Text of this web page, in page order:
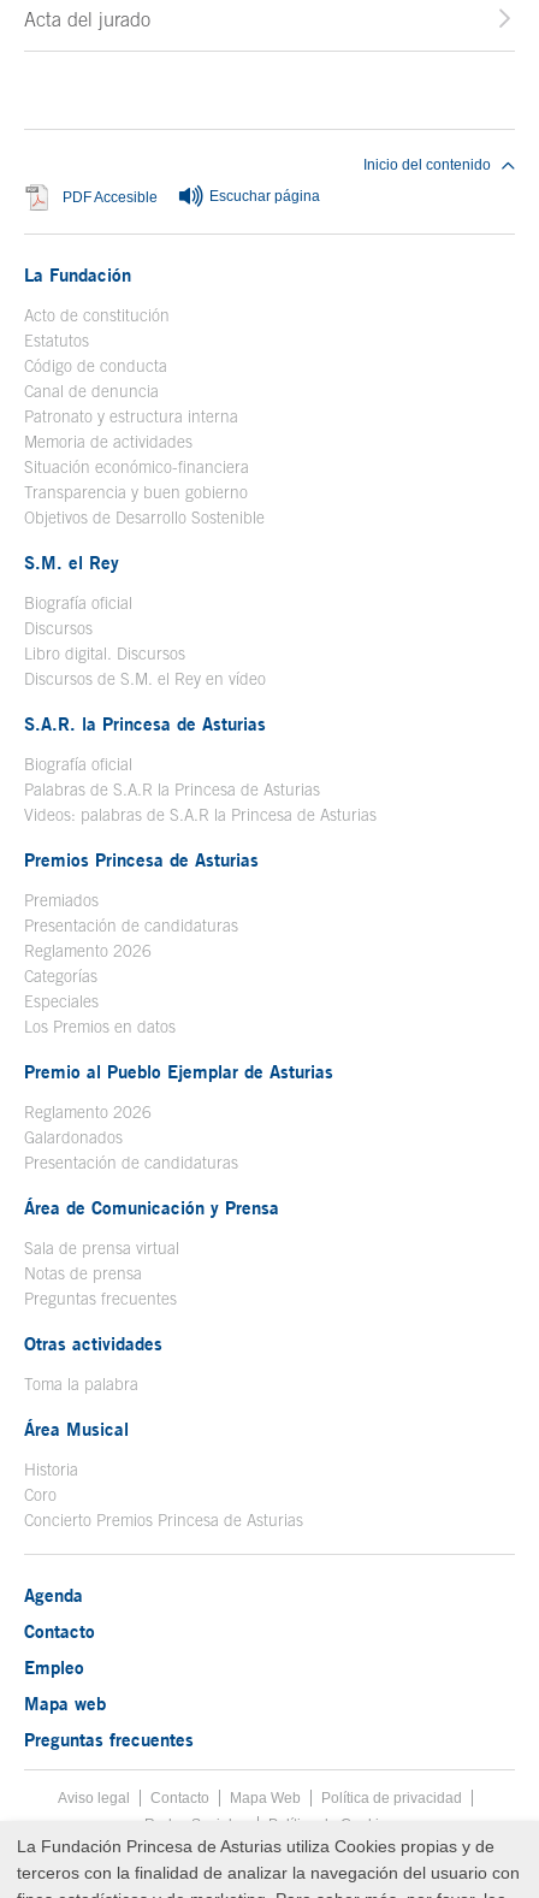
Acta del jurado
PDF Accesible Se abre en ventana nueva
Escuchar página
Inicio del contenido
La Fundación
Acto de constitución
Estatutos
Código de conducta
Canal de denuncia
Patronato y estructura interna
Memoria de actividades
Situación económico-financiera
Transparencia y buen gobierno
Objetivos de Desarrollo Sostenible
S.M. el Rey
Biografía oficial
Discursos
Libro digital. Discursos
Discursos de S.M. el Rey en vídeo
S.A.R. la Princesa de Asturias
Biografía oficial
Palabras de S.A.R la Princesa de Asturias
Videos: palabras de S.A.R la Princesa de Asturias
Premios Princesa de Asturias
Premiados
Presentación de candidaturas
Reglamento 2026
Categorías
Especiales
Los Premios en datos
Premio al Pueblo Ejemplar de Asturias
Reglamento 2026
Galardonados
Presentación de candidaturas
Área de Comunicación y Prensa
Sala de prensa virtual
Notas de prensa
Preguntas frecuentes
Otras actividades
Toma la palabra
Área Musical
Historia
Coro
Concierto Premios Princesa de Asturias
Agenda
Contacto
Empleo
Mapa web
Preguntas frecuentes
Menú pie
Aviso legal Tecla de acceso 8
Contacto Mapa Web
Política de privacidad
Redes Sociales
Política de Cookies
Fin menú pie
© Copyright Wed Aug 05 23:45:32 UTC 2026 Fundación Princesa de
La Fundación Princesa de Asturias utiliza Cookies propias y de
terceros con la finalidad de analizar la navegación del usuario con